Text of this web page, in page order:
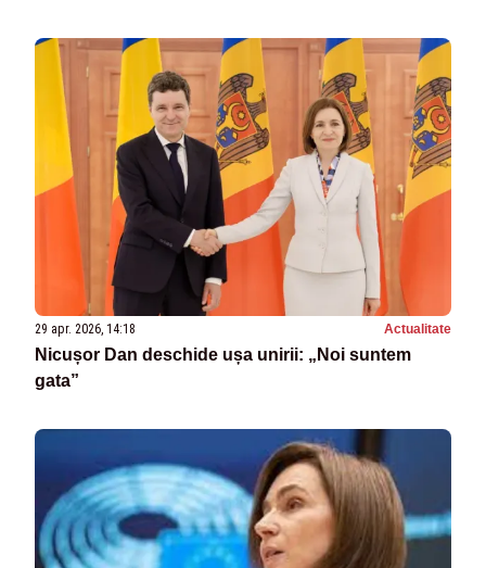
29 apr. 2026, 14:18 Actualitate
Nicușor Dan deschide ușa unirii: „Noi suntem
gata”